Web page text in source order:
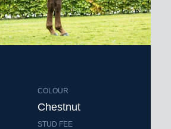
COLOUR
Chestnut
STUD FEE